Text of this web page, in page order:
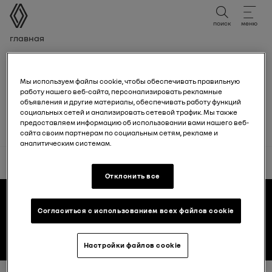
руководство пользователя
поиск меню
Навигационная цепочка
Главная
to be completed
вверх
Нижний колонтитул
Мы используем файлы cookie, чтобы обеспечивать правильную
работу нашего веб-сайта, персонализировать рекламные
объявления и другие материалы, обеспечивать работу функций
социальных сетей и анализировать сетевой трафик. Мы также
предоставляем информацию об использовании вами нашего веб-
сайта своим партнерам по социальным сетям, рекламе и
аналитическим системам.
Отклонить все
Согласиться с использованием всех файлов cookie
Настройки файлов cookie